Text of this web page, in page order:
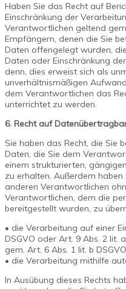
Haben Sie das Recht auf
Einschränkung der
Verantwortlichen geltend
Empfängern, denen die Sie
Daten offengelegt wurden,
Daten oder Einschränkung
denn, dies erweist sich als
unverhältnismäßigen
dem Verantwortlichen das
unterrichtet zu werden.
6. Recht auf
Sie haben das Recht, die Sie
Daten, die Sie dem
einem strukturierten,
zu erhalten. Außerdem
anderen Verantwortlichen
Verantwortlichen, dem die
bereitgestellt wurden, zu
• die Verarbeitung auf einer
DSGVO oder Art. 9 Abs. 2 lit.
gem. Art. 6 Abs. 1 lit. b
• die Verarbeitung mithilfe
In Ausübung dieses Rechts